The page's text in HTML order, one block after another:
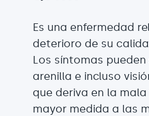
Es una enfermedad
deterioro de su
Los síntomas
arenilla e incluso
que deriva en la
mayor medida a las